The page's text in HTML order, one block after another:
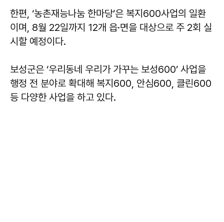
한편, ‘농촌재능나눔 한마당’은 복지600사업의 일환
이며, 8월 22일까지 12개 읍·면을 대상으로 주 2회 실
시할 예정이다.
보성군은 ‘우리동네 우리가 가꾸는 보성600’ 사업을
행정 전 분야로 확대해 복지600, 안심600, 클린600
등 다양한 사업을 하고 있다.